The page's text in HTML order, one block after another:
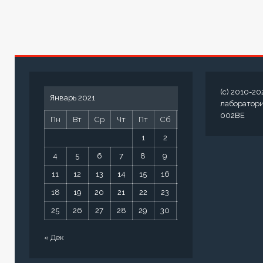
Январь 2021
Пн Вт Ср Чт Пт Сб
1 2
4 5 6 7 8 9
11 12 13 14 15 16
18 19 20 21 22 23
25 26 27 28 29 30
« Дек
(c) 2010-
002BE